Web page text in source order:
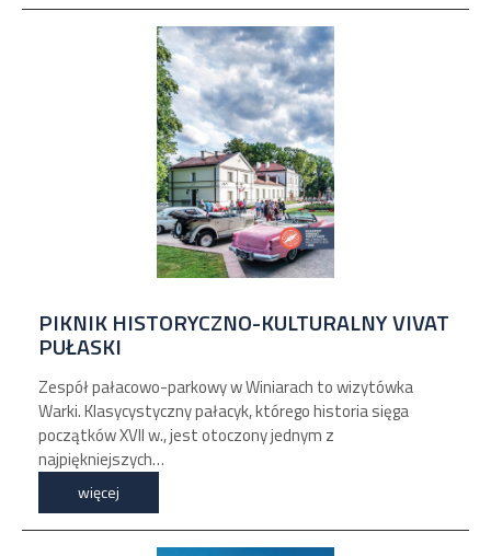
PIKNIK HISTORYCZNO-KULTURALNY VIVAT
PUŁASKI
Zespół pałacowo-parkowy w Winiarach to wizytówka
Warki. Klasycystyczny pałacyk, którego historia sięga
początków XVII w., jest otoczony jednym z
najpiękniejszych…
więcej